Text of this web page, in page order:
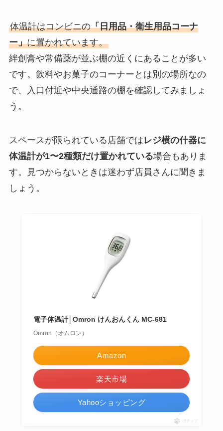
体温計はコンビニの「日用品・衛生用品コーナ
ー」に置かれています。
絆創膏や常備薬が並ぶ棚の近くにあることが多い
です。飲料やお菓子のコーナーとは別の場所なの
で、入口付近や中央通路の棚を確認してみましょ
う。
スペースが限られている店舗ではレジ横の什器に
体温計が1〜2種類だけ置かれている場合もありま
す。見つからないときは迷わず店員さんに聞きま
しょう。
電子体温計│Omron けんおんくん MC-681
Omron（オムロン）
Amazon
楽天市場
Yahooショッピング
ポチップ